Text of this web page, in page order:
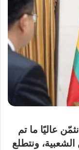
عاليًا ما تم
ونتطلع